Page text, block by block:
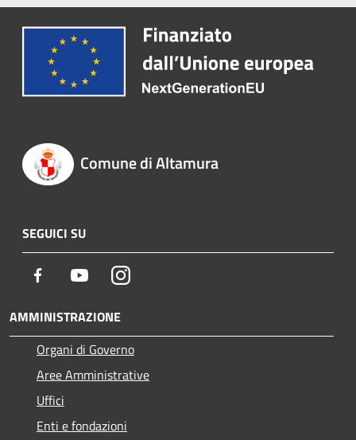
Comune di Altamura
SEGUICI SU
Facebook YoutubeInstagram
AMMINISTRAZIONE
Organi di Governo
Aree Amministrative
Uffici
Enti e fondazioni